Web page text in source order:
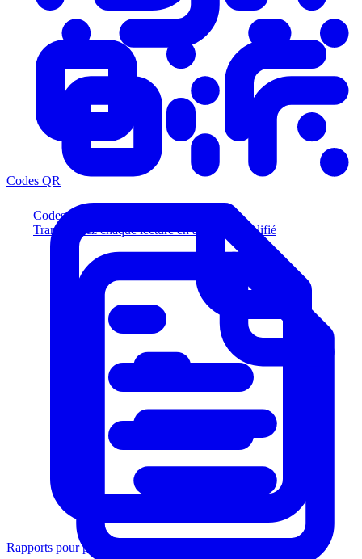
Codes QR
Transformez chaque lecture en acheteur qualifié
Codes QR
Rapports pour prêteurs